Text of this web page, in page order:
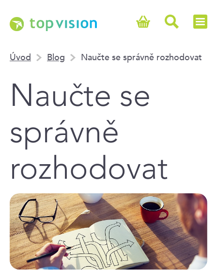
Úvod Blog Naučte se správně rozhodovat
Naučte se
správně
rozhodovat